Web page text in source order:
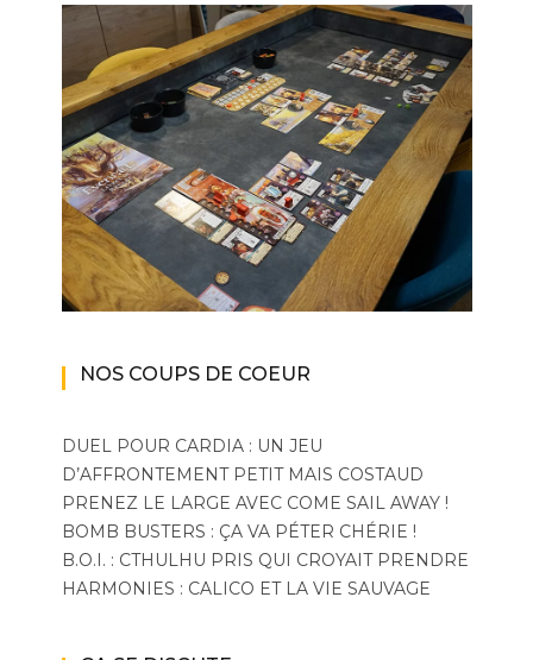
NOS COUPS DE COEUR
DUEL POUR CARDIA : UN JEU
D’AFFRONTEMENT PETIT MAIS COSTAUD
PRENEZ LE LARGE AVEC COME SAIL AWAY !
BOMB BUSTERS : ÇA VA PÉTER CHÉRIE !
B.O.I. : CTHULHU PRIS QUI CROYAIT PRENDRE
HARMONIES : CALICO ET LA VIE SAUVAGE